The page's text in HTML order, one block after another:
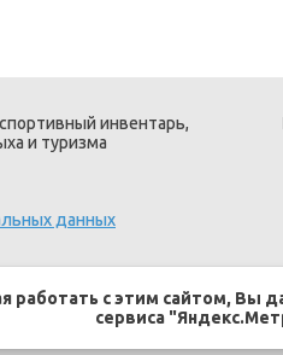
инвентарь,
и туризма
данных
работать с этим сайтом, Вы
сервиса